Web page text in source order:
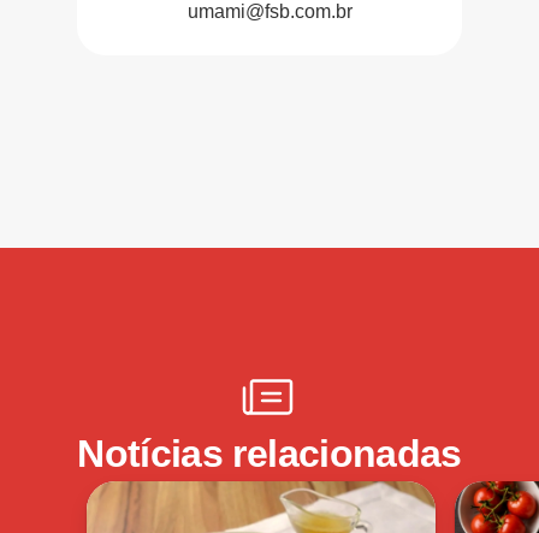
umami@fsb.com.br
Notícias relacionadas